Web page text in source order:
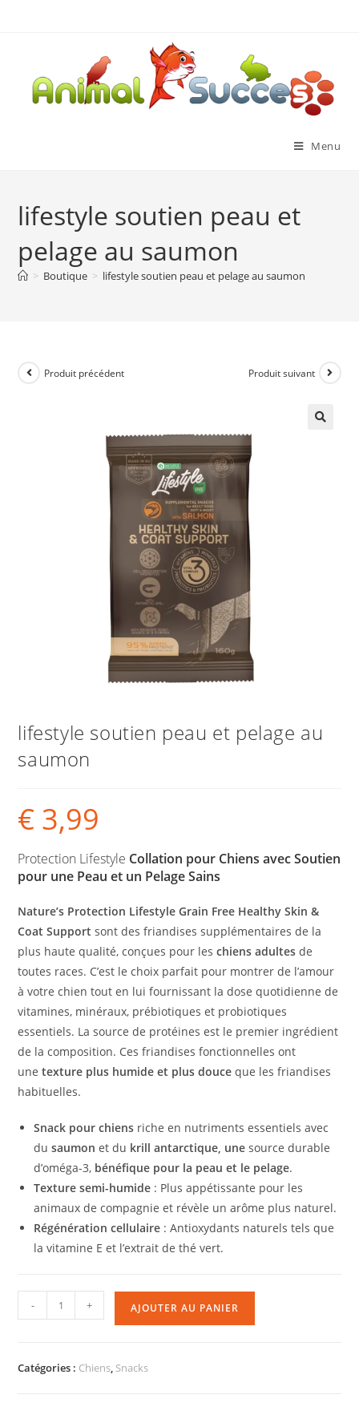
Menu
lifestyle soutien peau et
pelage au saumon
> Boutique > lifestyle soutien peau et pelage au saumon
Produit précédent Produit suivant
lifestyle soutien peau et pelage au
saumon
€ 3,99
Protection Lifestyle Collation pour Chiens avec Soutien
pour une Peau et un Pelage Sains
Nature’s Protection Lifestyle Grain Free Healthy Skin &
Coat Support sont des friandises supplémentaires de la
plus haute qualité, conçues pour leschiens adultes de
toutes races. C’est le choix parfait pour montrer de l’amour
à votre chien tout en lui fournissant la dose quotidienne de
vitamines, minéraux, prébiotiques et probiotiques
essentiels. La source de protéines est le premier ingrédient
de la composition. Ces friandises fonctionnelles ont
unetexture plus humide et plus douce que les friandises
habituelles.
Snack pour chiens riche en nutriments essentiels avec
dusaumon et du krill antarctique, une source durable
d’oméga-3, bénéfique pour la peau et le pelage.
Texture semi-humide : Plus appétissante pour les
animaux de compagnie et révèle un arôme plus naturel.
Régénération cellulaire : Antioxydants naturels tels que
la vitamine E et l’extrait de thé vert.
- + AJOUTER AU PANIER
Catégories : Chiens, Snacks